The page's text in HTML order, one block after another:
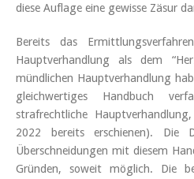
diese Auflage eine gewisse Zäsur
Bereits das
Hauptverhandlung als dem
mündlichen Hauptverhandlung
gleichwertiges Handbuch
strafrechtliche
2022 bereits erschienen). Die
Überschneidungen mit diesem
Gründen, soweit möglich. Die